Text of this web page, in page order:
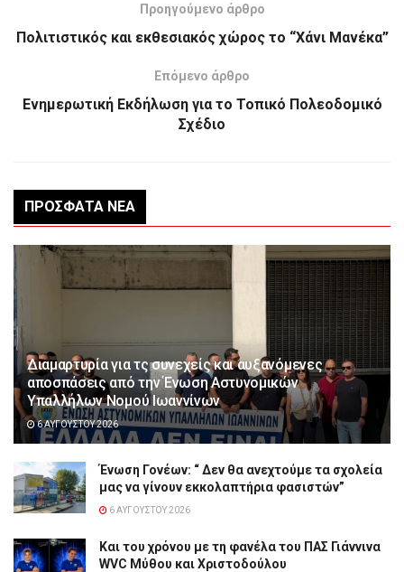
Προηγούμενο άρθρο
Πολιτιστικός και εκθεσιακός χώρος το “Χάνι Μανέκα”
Επόμενο άρθρο
Ενημερωτική Εκδήλωση για το Τοπικό Πολεοδομικό
Σχέδιο
ΠΡΌΣΦΑΤΑ ΝΈΑ
Διαμαρτυρία για τς συνεχείς και αυξανόμενες
αποσπάσεις από την Ένωση Αστυνομικών
Υπαλλήλων Νομού Ιωαννίνων
6 ΑΥΓΟΎΣΤΟΥ 2026
Ένωση Γονέων: “ Δεν θα ανεχτούμε τα σχολεία
μας να γίνουν εκκολαπτήρια φασιστών”
6 ΑΥΓΟΎΣΤΟΥ 2026
Και του χρόνου με τη φανέλα του ΠΑΣ Γιάννινα
WVC Μύθου και Χριστοδούλου